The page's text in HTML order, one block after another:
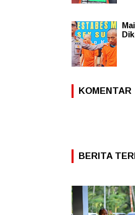
KOMENTAR
BERITA